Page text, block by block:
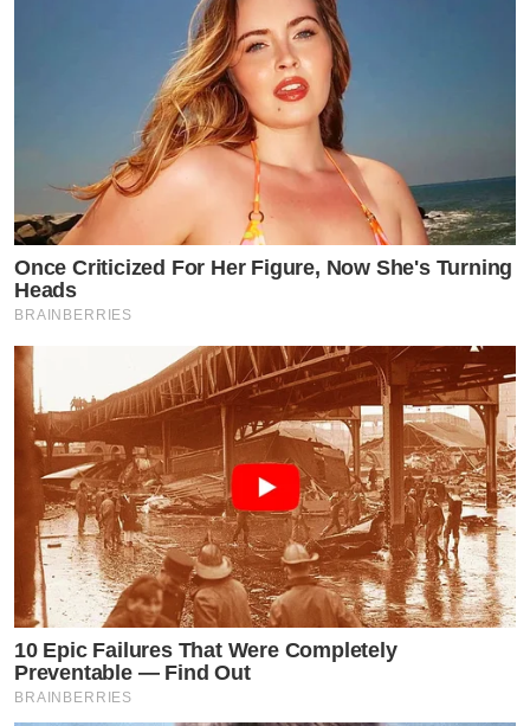
Once Criticized For Her Figure, Now She's Turning
Heads
BRAINBERRIES
10 Epic Failures That Were Completely
Preventable — Find Out
BRAINBERRIES